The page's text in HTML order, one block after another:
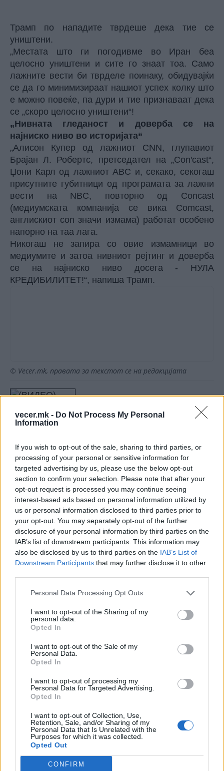
vecer.mk - Do Not Process My Personal
Information
If you wish to opt-out of the sale, sharing to third parties, or
processing of your personal or sensitive information for
targeted advertising by us, please use the below opt-out
section to confirm your selection. Please note that after your
opt-out request is processed you may continue seeing
interest-based ads based on personal information utilized by
us or personal information disclosed to third parties prior to
your opt-out. You may separately opt-out of the further
disclosure of your personal information by third parties on the
IAB’s list of downstream participants. This information may
also be disclosed by us to third parties on the IAB’s List of
Downstream Participants that may further disclose it to other
Personal Data Processing Opt Outs
I want to opt-out of the Sharing of my
personal data.
Opted In
I want to opt-out of the Sale of my
Personal Data.
Opted In
I want to opt-out of processing my
Personal Data for Targeted Advertising.
Opted In
I want to opt-out of Collection, Use,
Retention, Sale, and/or Sharing of my
Personal Data that Is Unrelated with the
Purposes for which it was collected.
Opted Out
CONFIRM
Трамп по нападите тврдеше дека тие се
уништени.
„Местата што ги погодивме во Иран беа
целосно уништени и сите го знаат тоа. Само
лажните вести би тврделе поинаку, обидувајќи
се да го минимизираат нашиот успех колку што
е можно повеќе, па дури и тие признаваат дека
се „скоро целосно уништени“!
„Нивната гледаност и доверба се на
најниско ниво во историјата“
„Алисон Купер од лажниот CNN, глупавиот
Брајан Л. Робертс, претседател на „Con'cast“,
Џони Карл од лажниот ABC и, секако, секогаш
присутните губитници од програмата за лажни
вести на NBC, повторно од Concast
(медиумската компанија се вика Comcast,
англискиот con значи измама) работат особено
напорно на таа лага.
Никогаш не запира со овие измамници во
медиумите и затоа нивниот рејтинг и доверба
се на најниско ниво досега - НУЛА
КРЕДИБИЛИТЕТ!“, напиша Трамп.
© Vecer.mk, правата за текстот се на редакцијата
(ВИДЕО) „БИНГ-БИНГ, БИНГ-БИНГ-
БИНГ - Трамп повторно хит на
интернет
(Фото) „ШПАНИЈА Е ОКУПИРАНА!“
- Европа и Трамп го кренаа
гласот, Мадрид пред губење на
шенгенскиот статус!
НАЈЧИТАНИ ВО ПОСЛЕДНИ 7 ДЕНА
УАПСЕН МАКЕДОНЕЦОТ АНДРЕЈ
ТАНАСКОВСКИ, ЧЛЕН НА
КАВАЧКИ КЛАН (ФОТО)
(Видео) СНИМКА СО ПАРИ КОИ
ЈА НАПУШТААТ АЛБАНИЈА, се
тврди дека се на Еди Рама
Ахмети кажа што го мачи:
УЧК...
човекот појма нема од
ништо, освен за кеш
Црна Гора ја уапси жената која
КУЧЕ РАСПАРЧЕНО ОД
ШАРПЛАНИНЕЦ?!
СУДСКАТА МАФИЈА РАБОТИ
ВАКА - Судијата Вулнет Винца
откако му го врати пасошот
на бизнисменот Марковски
СКОКНА МИНИМАЛНИОТ